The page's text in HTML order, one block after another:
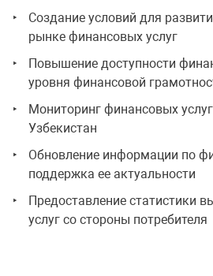
Создание условий для
рынке финансовых услуг
Повышение доступности
уровня финансовой
Мониторинг финансовых
Узбекистан
Обновление информации по
поддержка ее актуальности
Предоставление статистики
услуг со стороны потребителя